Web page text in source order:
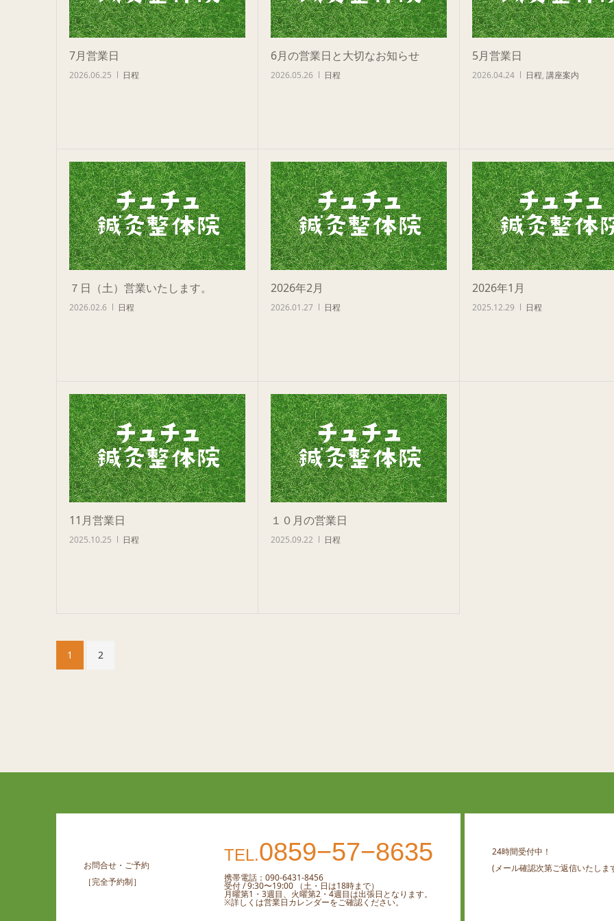
7月営業日
2026.06.25 日程
6月の営業日と大切なお知らせ
2026.05.26 日程
5月営業日
2026.04.24 日程, 講座案内
７日（土）営業いたします。
2026.02.6 日程
2026年2月
2026.01.27 日程
2026年1月
2025.12.29 日程
11月営業日
2025.10.25 日程
１０月の営業日
2025.09.22 日程
1 2
お問合せ・ご予約
［完全予約制］
TEL.0859−57−8635
携帯電話：090-6431-8456
受付 / 9:30〜19:00 （土・日は18時まで）
月曜第1・3週目、火曜第2・4週目は出張日となります。
※詳しくは営業日カレンダーをご確認ください。
24時間受付中！
(メール確認次第ご返信いたしま